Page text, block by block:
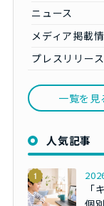
ニュース
メディア掲載
プレスリリース
一覧を見
人気記事
「